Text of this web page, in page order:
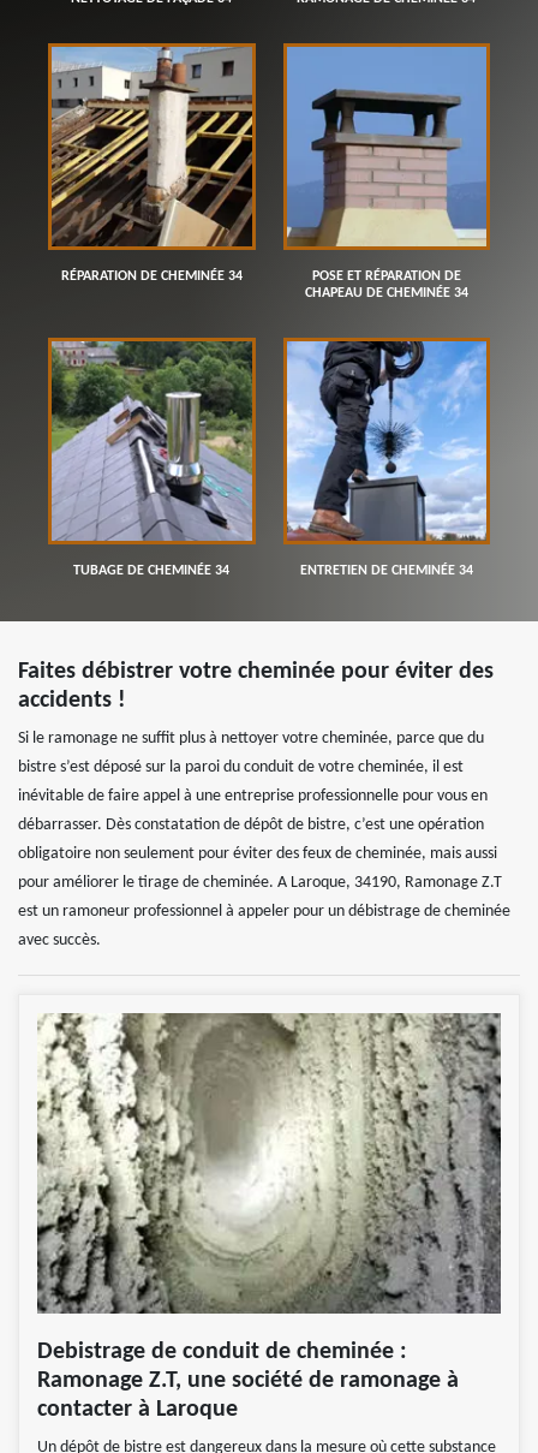
RÉPARATION DE CHEMINÉE 34
POSE ET RÉPARATION DE
CHAPEAU DE CHEMINÉE 34
TUBAGE DE CHEMINÉE 34 ENTRETIEN DE CHEMINÉE 34
Faites débistrer votre cheminée pour éviter des
accidents !
Si le ramonage ne suffit plus à nettoyer votre cheminée, parce que du
bistre s’est déposé sur la paroi du conduit de votre cheminée, il est
inévitable de faire appel à une entreprise professionnelle pour vous en
débarrasser. Dès constatation de dépôt de bistre, c’est une opération
obligatoire non seulement pour éviter des feux de cheminée, mais aussi
pour améliorer le tirage de cheminée. A Laroque, 34190, Ramonage Z.T
est un ramoneur professionnel à appeler pour un débistrage de cheminée
avec succès.
Debistrage de conduit de cheminée :
Ramonage Z.T, une société de ramonage à
contacter à Laroque
Un dépôt de bistre est dangereux dans la mesure où cette substance